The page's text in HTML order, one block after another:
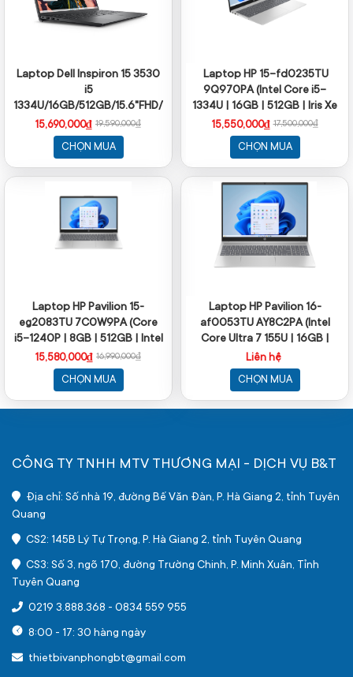
Laptop Dell Inspiron 15 3530
i5
1334U/16GB/512GB/15.6"FHD/Win11/Office
HS24/OS365
15,690,000₫ 19,590,000₫
CHỌN MUA
Laptop HP 15-fd0235TU
9Q970PA (Intel Core i5-
1334U | 16GB | 512GB | Iris Xe
Graphics | 15.6 inch FHD |
Windows 11 | Natural silver)
15,550,000₫ 17,500,000₫
CHỌN MUA
Laptop HP Pavilion 15-
eg2083TU 7C0W9PA (Core
i5-1240P | 8GB | 512GB | Intel
Iris Xe | 15.6 inch FHD IPS | Win
11 | Bạc)
15,580,000₫ 16,990,000₫
CHỌN MUA
Laptop HP Pavilion 16-
af0053TU AY8C2PA (Intel
Core Ultra 7 155U | 16GB |
512GB | 16 inch IPS | Win 11 |
Bạc)
Liên hệ
CHỌN MUA
CÔNG TY TNHH MTV THƯƠNG MẠI - DỊCH VỤ B&T
Địa chỉ: Số nhà 19, đường Bế Văn Đàn, P. Hà Giang 2, tỉnh Tuyên
Quang
CS2: 145B Lý Tự Trọng, P. Hà Giang 2, tỉnh Tuyên Quang
CS3: Số 3, ngõ 170, đường Trường Chinh, P. Minh Xuân, Tỉnh
Tuyên Quang
0219 3.888.368 - 0834 559 955
8:00 - 17: 30 hàng ngày
thietbivanphongbt@gmail.com